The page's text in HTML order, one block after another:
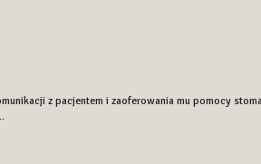
z pacjentem i zaoferowania mu pomocy